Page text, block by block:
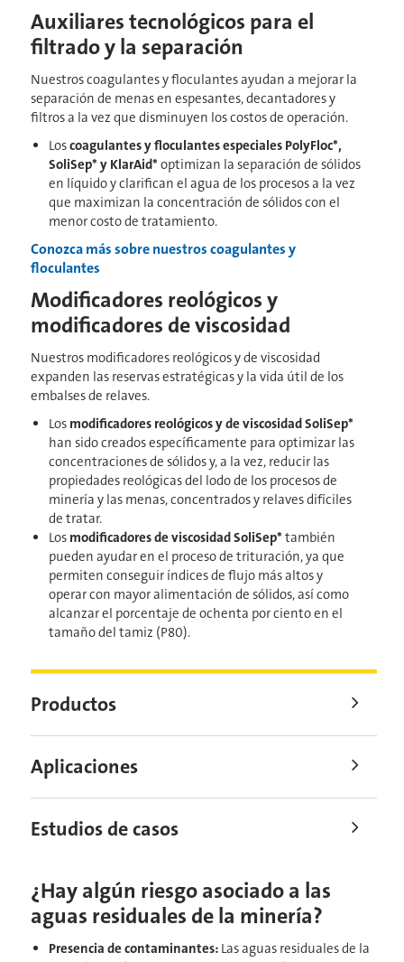
Auxiliares tecnológicos para el
filtrado y la separación
Nuestros coagulantes y floculantes ayudan a mejorar la
separación de menas en espesantes, decantadores y
filtros a la vez que disminuyen los costos de operación.
Loscoagulantes y floculantes especiales PolyFloc*,
SoliSep* y KlarAid* optimizan la separación de sólidos
en líquido y clarifican el agua de los procesos a la vez
que maximizan la concentración de sólidos con el
menor costo de tratamiento.
Conozca más sobre nuestros coagulantes y
floculantes
Modificadores reológicos y
modificadores de viscosidad
Nuestros modificadores reológicos y de viscosidad
expanden las reservas estratégicas y la vida útil de los
embalses de relaves.
Los modificadores reológicos y de viscosidad SoliSep*
han sido creados específicamente para optimizar las
concentraciones de sólidos y, a la vez, reducir las
propiedades reológicas del lodo de los procesos de
minería y las menas, concentrados y relaves difíciles
de tratar.
Los modificadores de viscosidad SoliSep* también
pueden ayudar en el proceso de trituración, ya que
permiten conseguir índices de flujo más altos y
operar con mayor alimentación de sólidos, así como
alcanzar el porcentaje de ochenta por ciento en el
tamaño del tamiz (P80).
Productos
Aplicaciones
Estudios de casos
¿Hay algún riesgo asociado a las
aguas residuales de la minería?
Presencia de contaminantes: Las aguas residuales de la